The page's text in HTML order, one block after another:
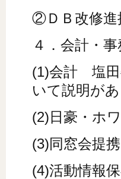
②ＤＢ改修
４．会計・
(1)会計 塩田
いて説明があ
(2)日豪・ホ
(3)同窓会提
(4)活動情報